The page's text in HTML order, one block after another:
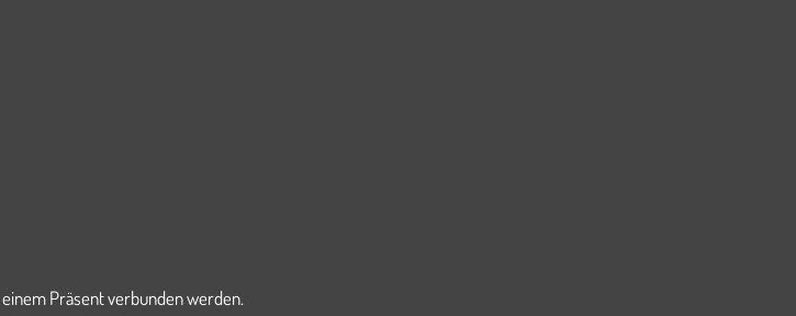
Präsent verbunden werden.